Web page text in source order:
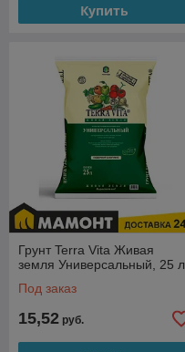
Купить
Грунт Terra Vita Живая
земля Универсальный, 25 л
Под заказ
15,52 руб.